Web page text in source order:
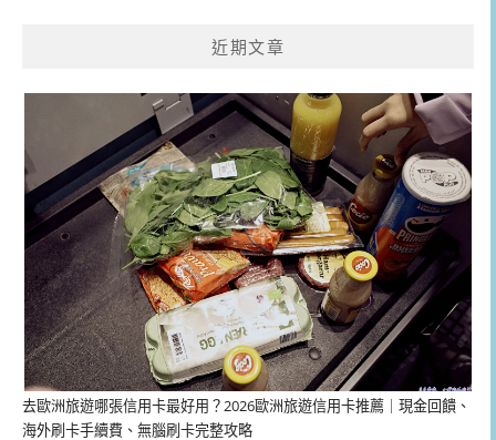
近期文章
去歐洲旅遊哪張信用卡最好用？2026歐洲旅遊信用卡推薦｜現金回饋、
海外刷卡手續費、無腦刷卡完整攻略